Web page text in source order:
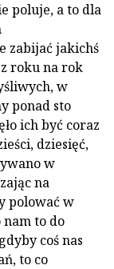
poluje, a to dla
zabijać jakichś
roku na rok
w
ponad sto
ich być coraz
dziesięć,
w
na
polować w
nam to do
coś nas
to co